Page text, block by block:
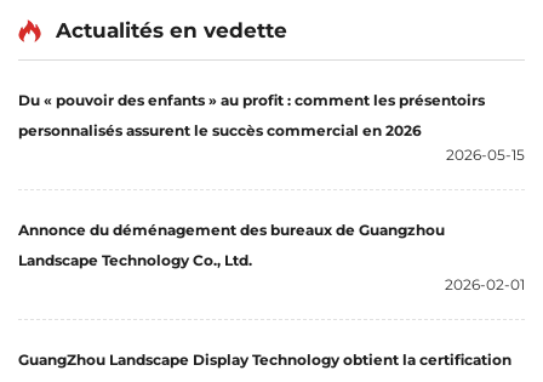
Actualités en vedette
Du « pouvoir des enfants » au profit : comment les présentoirs
personnalisés assurent le succès commercial en 2026
2026-05-15
Annonce du déménagement des bureaux de Guangzhou
Landscape Technology Co., Ltd.
2026-02-01
GuangZhou Landscape Display Technology obtient la certification